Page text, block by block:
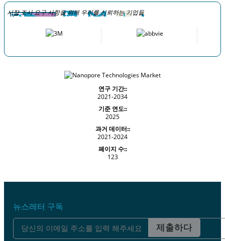
시장 조사 요구 사항을 위해 우리를 신뢰하는 기업들
연구 기간::
2021-2034
기준 연도::
2025
과거 데이터::
2021-2024
페이지 수::
123
뉴스레터 구독
제출하다